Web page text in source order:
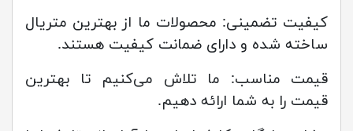
کیفیت تضمینی: محصولات ما از بهترین متریال
ساخته شده و دارای ضمانت کیفیت هستند.
قیمت مناسب: ما تلاش می‌کنیم تا بهترین
قیمت را به شما ارائه دهیم.